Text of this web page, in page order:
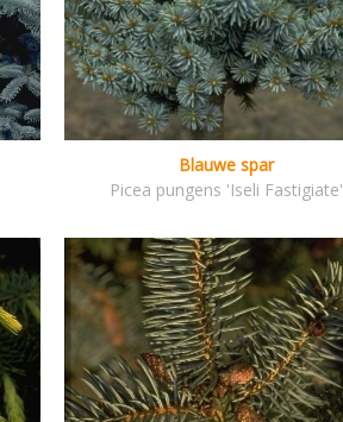
Blauwe spar
Picea pungens 'Iseli Fastigiate'